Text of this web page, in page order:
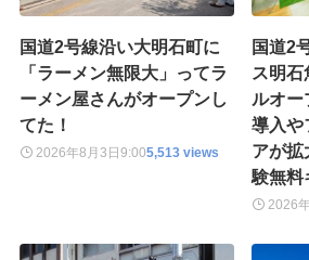
国道2号線沿い大明石町に
「ラーメン無限大」ってラ
ーメン屋さんがオープンし
てた！
2026年8月3日9:005,513 views
国道2
ス明
ルオー
導入や
アが拡
験無料
2026